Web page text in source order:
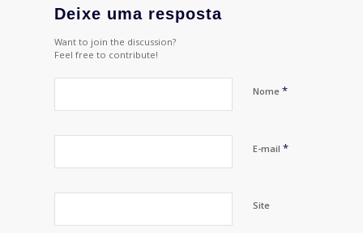
Deixe uma resposta
Want to join the discussion?
Feel free to contribute!
Nome *
E-mail *
Site